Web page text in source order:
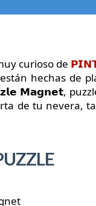
curioso de
hechas de
𝗠𝗮𝗴𝗻𝗲𝘁,
de tu nevera,